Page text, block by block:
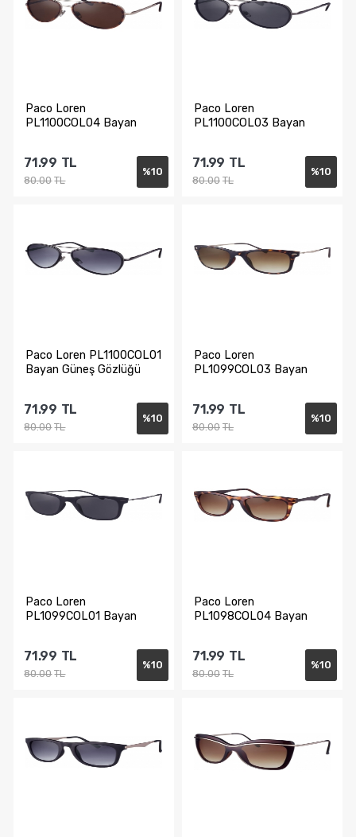
Paco Loren
PL1100COL04 Bayan
%10
71.99 TL
80.00 TL
Paco Loren
PL1100COL03 Bayan
%10
71.99 TL
80.00 TL
Paco Loren PL1100COL01
Bayan Güneş Gözlüğü
%10
71.99 TL
80.00 TL
Paco Loren
PL1099COL03 Bayan
%10
71.99 TL
80.00 TL
Paco Loren
PL1099COL01 Bayan
%10
71.99 TL
80.00 TL
Paco Loren
PL1098COL04 Bayan
%10
71.99 TL
80.00 TL